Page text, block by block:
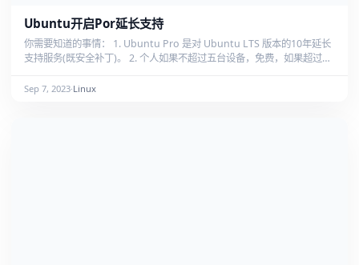
Ubuntu开启Por延长支持
你需要知道的事情： 1. Ubuntu Pro 是对 Ubuntu LTS 版本的10年延长
支持服务(既安全补丁)。 2. 个人如果不超过五台设备，免费，如果超过，
账号。 4. 安装有滚动内核更新 (ubuntu mainline kernel) 的实例不支持
Sep 7, 2023·Linux